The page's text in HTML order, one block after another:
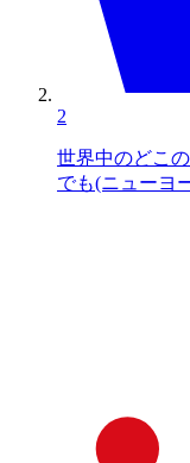
2
世界中のどこ
でも(ニューヨ